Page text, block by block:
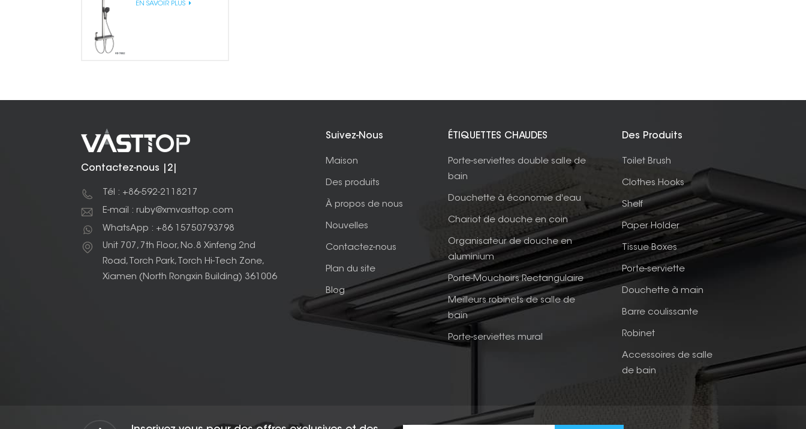
EN SAVOIR PLUS
Contactez-nous |2|
Tél : +86-592-2118217
E-mail : ruby@xmvasttop.com
WhatsApp : +86 15750793798
Unit 707, 7th Floor, No.8 Xinfeng 2nd
Road, Torch Park, Torch Hi-Tech Zone,
Xiamen (North Rongxin Building) 361006
Suivez-Nous
Maison
Des produits
À propos de nous
Nouvelles
Contactez-nous
Plan du site
Blog
ÉTIQUETTES CHAUDES
Porte-serviettes double salle de
bain
Douchette à économie d'eau
Chariot de douche en coin
Organisateur de douche en
aluminium
Porte-Mouchoirs Rectangulaire
Meilleurs robinets de salle de
bain
Porte-serviettes mural
Des Produits
Toilet Brush
Clothes Hooks
Shelf
Paper Holder
Tissue Boxes
Porte-serviette
Douchette à main
Barre coulissante
Robinet
Accessoires de salle
de bain